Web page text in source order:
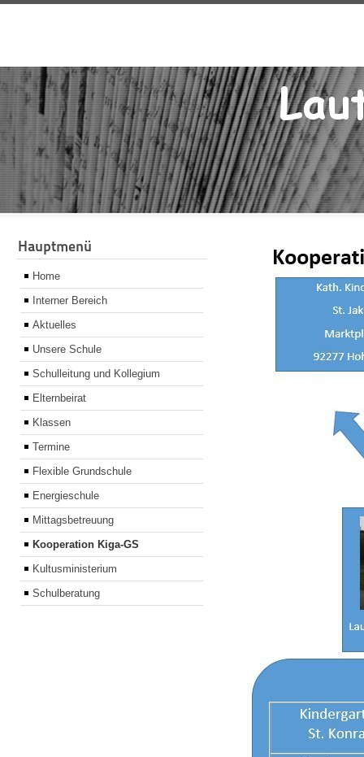
Hauptmenü
Home
Interner Bereich
Aktuelles
Unsere Schule
Schulleitung und Kollegium
Elternbeirat
Klassen
Termine
Flexible Grundschule
Energieschule
Mittagsbetreuung
Kooperation Kiga-GS
Kultusministerium
Schulberatung